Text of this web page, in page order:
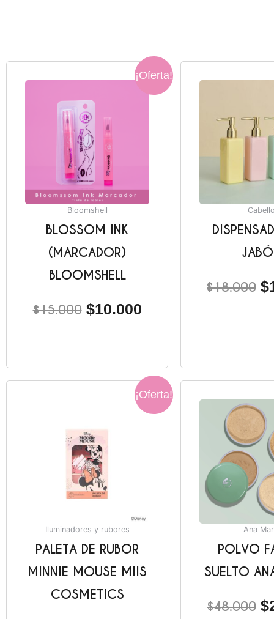
¡Oferta!
Bloomshell
BLOSSOM INK
(MARCADOR)
BLOOMSHELL
$15.000
original
era:
$15.000.
$10.000
El
precio
Cabello
$18.000 $
¡Oferta!
Iluminadores y rubores
PALETA DE RUBOR
MINNIE MOUSE MIIS
COSMETICS
original
era:
$34.000.
El
precio
Ana
POLVO
SUELTO
$48.000 $